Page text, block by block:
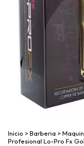
Inicio >Barberia >
Profesional Lo-Pro Fx